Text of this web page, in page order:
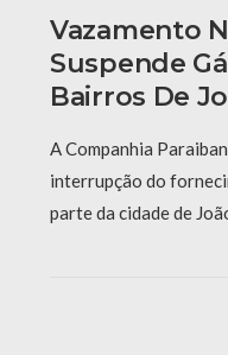
Vazamento
Suspende
Bairros De
A Companhia
interrupção do
parte da cidade de